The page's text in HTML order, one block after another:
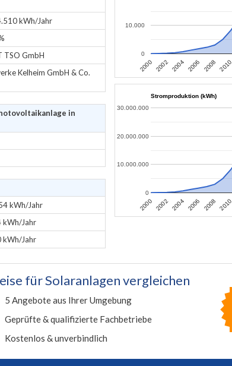
kWh/Jahr
TSO GmbH
Kelheim GmbH & Co.
in
kWh/Jahr
kWh/Jahr
kWh/Jahr
2000 2002 2004 2006 2008 2010
0
10.000
Stromproduktion (kWh)
2000 2002 2004 2006 2008 2010
0
10.000.000
20.000.000
30.000.000
fürSolaranlagen vergleichen
5 Angebote aus Ihrer Umgebung
Geprüfte & qualifizierte Fachbetriebe
Kostenlos & unverbindlich